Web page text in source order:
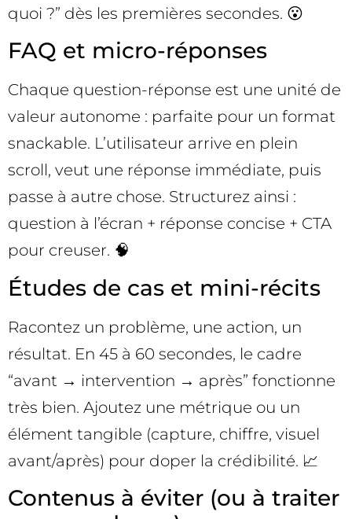
quoi ?” dès les premières secondes. 😮
FAQ et micro-réponses
Chaque question-réponse est une unité de
valeur autonome : parfaite pour un format
snackable. L’utilisateur arrive en plein
scroll, veut une réponse immédiate, puis
passe à autre chose. Structurez ainsi :
question à l’écran + réponse concise + CTA
pour creuser. 🧠
Études de cas et mini-récits
Racontez un problème, une action, un
résultat. En 45 à 60 secondes, le cadre
“avant → intervention → après” fonctionne
très bien. Ajoutez une métrique ou un
élément tangible (capture, chiffre, visuel
avant/après) pour doper la crédibilité. 📈
Contenus à éviter (ou à traiter